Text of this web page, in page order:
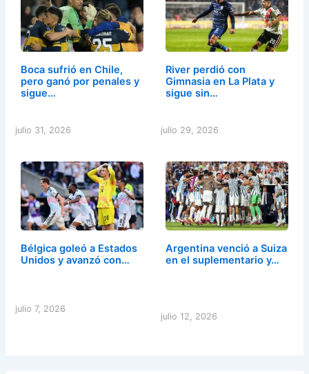
Boca sufrió en Chile,
pero ganó por penales y
sigue…
julio 31, 2026
River perdió con
Gimnasia en La Plata y
sigue sin…
julio 29, 2026
Bélgica goleó a Estados
Unidos y avanzó con…
julio 7, 2026
Argentina venció a Suiza
en el suplementario y…
julio 12, 2026